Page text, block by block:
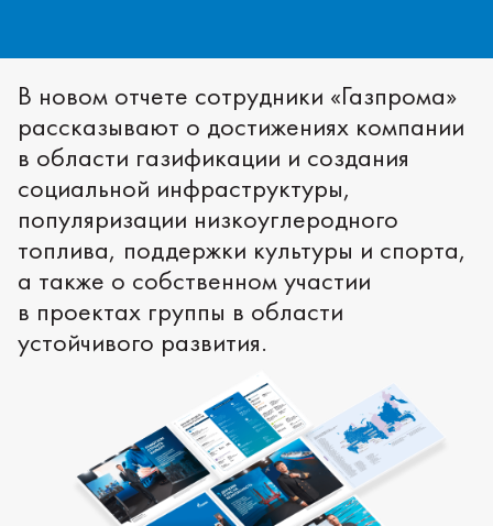
В новом отчете сотрудники «Газпрома»
рассказывают о достижениях компании
в области газификации и создания
социальной инфраструктуры,
популяризации низкоуглеродного
топлива, поддержки культуры и спорта,
а также о собственном участии
в проектах группы в области
устойчивого развития.